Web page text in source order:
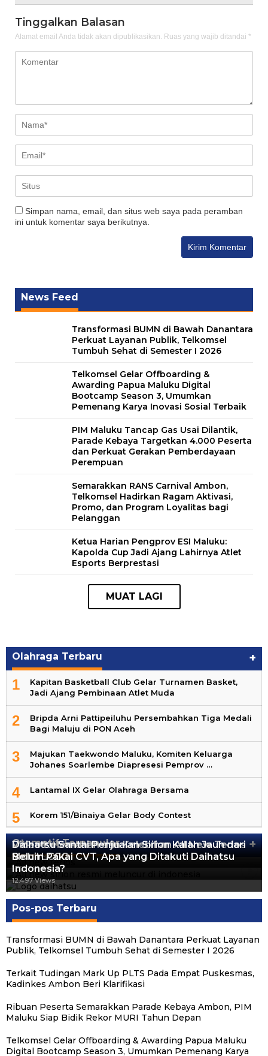
Tinggalkan Balasan
Alamat email Anda tidak akan dipublikasikan. Ruas yang wajib ditandai *
Simpan nama, email, dan situs web saya pada peramban
ini untuk komentar saya berikutnya.
News Feed
Transformasi BUMN di Bawah Danantara
Perkuat Layanan Publik, Telkomsel
Tumbuh Sehat di Semester I 2026
Telkomsel Gelar Offboarding &
Awarding Papua Maluku Digital
Bootcamp Season 3, Umumkan
Pemenang Karya Inovasi Sosial Terbaik
PIM Maluku Tancap Gas Usai Dilantik,
Parade Kebaya Targetkan 4.000 Peserta
dan Perkuat Gerakan Pemberdayaan
Perempuan
Semarakkan RANS Carnival Ambon,
Telkomsel Hadirkan Ragam Aktivasi,
Promo, dan Program Loyalitas bagi
Pelanggan
Ketua Harian Pengprov ESI Maluku:
Kapolda Cup Jadi Ajang Lahirnya Atlet
Esports Berprestasi
Olahraga Terbaru +
1
Kapitan Basketball Club Gelar Turnamen Basket,
Jadi Ajang Pembinaan Atlet Muda
2
Bripda Arni Pattipeiluhu Persembahkan Tiga Medali
Bagi Maluju di PON Aceh
3
Majukan Taekwondo Maluku, Komiten Keluarga
Johanes Soarlembe Diapresesi Pemprov …
4 Lantamal IX Gelar Olahraga Bersama
5 Korem 151/Binaiya Gelar Body Contest
Otomotif Terpopuler +
Video Kelemahan dan Kelebihan All New Terios
13.422 Views
Daihatsu Santai Penjualan Sirion Kalah Jauh dari
Mobil LCGC
12.557 Views
Belum Pakai CVT, Apa yang Ditakuti Daihatsu
Indonesia?
12.497 Views
Pos-pos Terbaru
Transformasi BUMN di Bawah Danantara Perkuat Layanan
Publik, Telkomsel Tumbuh Sehat di Semester I 2026
Terkait Tudingan Mark Up PLTS Pada Empat Puskesmas,
Kadinkes Ambon Beri Klarifikasi
Ribuan Peserta Semarakkan Parade Kebaya Ambon, PIM
Maluku Siap Bidik Rekor MURI Tahun Depan
Telkomsel Gelar Offboarding & Awarding Papua Maluku
Digital Bootcamp Season 3, Umumkan Pemenang Karya